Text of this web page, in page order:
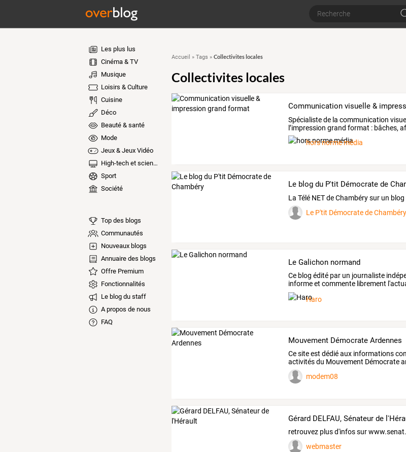
Les plus lus
Cinéma & TV
Musique
Loisirs & Culture
Cuisine
Déco
Beauté & santé
Mode
Jeux & Jeux Vidéo
High-tech et sciences
Sport
Société
Top des blogs
Communautés
Nouveaux blogs
Annuaire des blogs
Offre Premium
Fonctionnalités
Le blog du staff
A propos de nous
FAQ
Accueil » Tags » Collectivites locales
Collectivites locales
Spécialistede la communication
l’impression grand format : bâches,
hors norme média
Le blog du P'tit Démocrate de
La Télé NET de Chambéry sur un blog
Le P'tit Démocrate de Chambéry
Le Galichon normand
Ce blog édité par un journaliste
informeet commente librement
Normandie
Haro
Mouvement Démocrate Ardennes
Ce site est dédié aux informations
activités du Mouvement Démocrate
modem08
Gérard DELFAU, Sénateur de
retrouvez plus d'infos sur
webmaster